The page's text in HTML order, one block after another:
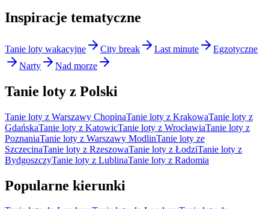
Inspiracje tematyczne
Tanie loty wakacyjne City break Last minute
Egzotyczne
Narty
Nad morze
Tanie loty z Polski
Tanie loty z Warszawy ChopinaTanie loty z KrakowaTanie loty z
GdańskaTanie loty z KatowicTanie loty z WrocławiaTanie loty z
PoznaniaTanie loty z Warszawy ModlinTanie loty ze
SzczecinaTanie loty z RzeszowaTanie loty z ŁodziTanie loty z
BydgoszczyTanie loty z LublinaTanie loty z Radomia
Popularne kierunki